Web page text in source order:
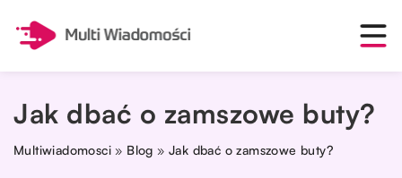
Jak dbać o zamszowe buty?
Multiwiadomosci » Blog »Jak dbać o zamszowe buty?